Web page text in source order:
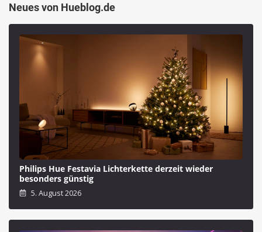
Neues von Hueblog.de
Philips Hue Festavia Lichterkette derzeit wieder
besonders günstig
5. August 2026